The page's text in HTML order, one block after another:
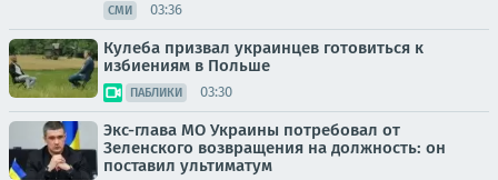
СМИ 03:36
Кулеба призвал украинцев готовиться к
избиениям в Польше
ПАБЛИКИ 03:30
Экс-глава МО Украины потребовал от
Зеленского возвращения на должность: он
поставил ультиматум